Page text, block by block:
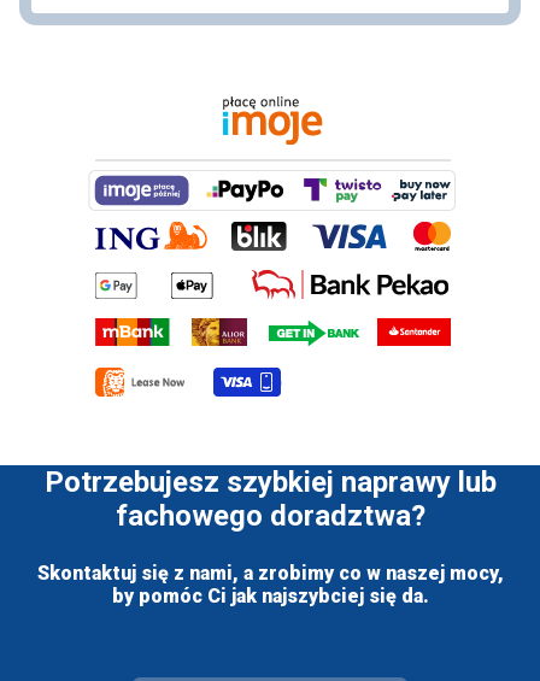
Potrzebujesz szybkiej naprawy lub
fachowego doradztwa?
Skontaktuj się z nami, a zrobimy co w naszej mocy,
by pomóc Ci jak najszybciej się da.